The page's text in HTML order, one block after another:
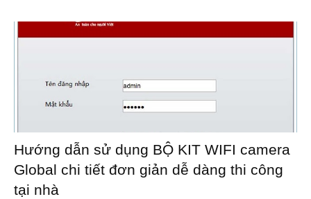
Hướng dẫn sử dụng BỘ KIT WIFI camera
Global chi tiết đơn giản dễ dàng thi công
tại nhà